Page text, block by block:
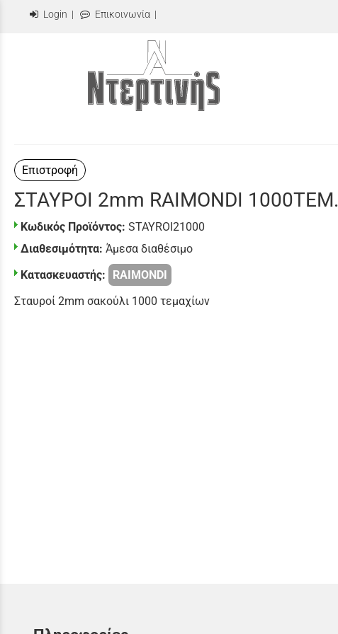
Login | Επικοινωνία |
Επιστροφή
ΣΤΑΥΡΟΙ 2mm RAIMONDI 1000ΤΕΜ.
Κωδικός Προϊόντος: STAYROI21000
Διαθεσιμότητα: Άμεσα διαθέσιμο
Κατασκευαστής:
RAIMONDI
Σταυροί 2mm σακούλι 1000 τεμαχίων